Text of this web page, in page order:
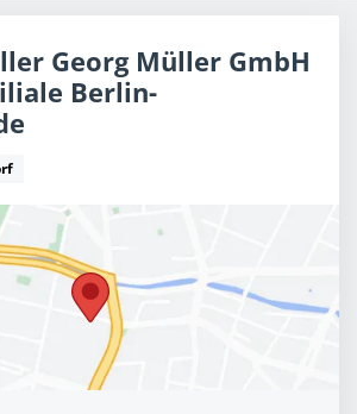
Georg Müller GmbH
Berlin-